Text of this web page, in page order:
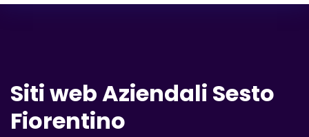
Siti web Aziendali Sesto
Fiorentino